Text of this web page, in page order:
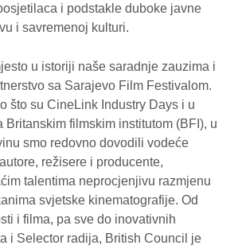
i podstakle duboke javne
i savremenoj kulturi.
u istoriji naše saradnje zauzima i
sa Sarajevo Film Festivalom.
što su CineLink Industry Days i u
Britanskim filmskim institutom (BFI), u
smo redovno dovodili vodeće
režisere i producente,
talentima neprocjenjivu razmjenu
svjetske kinematografije. Od
i filma, pa sve do inovativnih
i Selector radija, British Council je